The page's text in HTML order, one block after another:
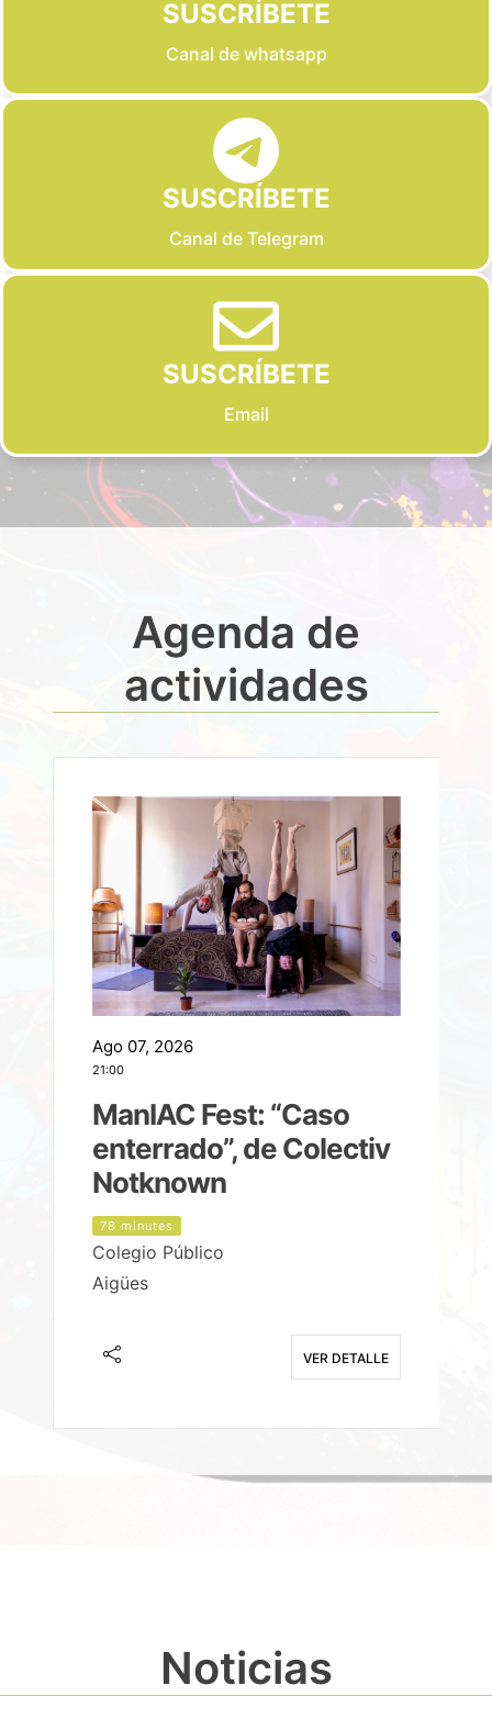
SUSCRÍBETE
Canal de whatsapp
SUSCRÍBETE
Canal de Telegram
SUSCRÍBETE
Email
Agenda de
actividades
Ago 07, 2026
21:00
ManIAC Fest: “Caso
enterrado”, de Colectiv
Notknown
78 minutes
Colegio Público
Aigües
VER DETALLE
Noticias